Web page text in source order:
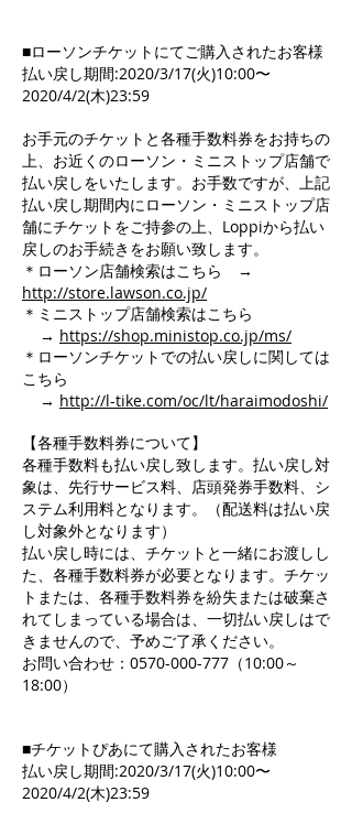
■ローソンチケットにてご購入されたお客様
払い戻し期間:2020/3/17(火)10:00〜
2020/4/2(木)23:59
お手元のチケットと各種手数料券をお持ちの
上、お近くのローソン・ミニストップ店舗で
払い戻しをいたします。お手数ですが、上記
払い戻し期間内にローソン・ミニストップ店
舗にチケットをご持参の上、Loppiから払い
戻しのお手続きをお願い致します。
＊ローソン店舗検索はこちら →
http://store.lawson.co.jp/
＊ミニストップ店舗検索はこちら
→ https://shop.ministop.co.jp/ms/
＊ローソンチケットでの払い戻しに関しては
こちら
→ http://l-tike.com/oc/lt/haraimodoshi/
【各種手数料券について】
各種手数料も払い戻し致します。払い戻し対
象は、先行サービス料、店頭発券手数料、シ
ステム利用料となります。（配送料は払い戻
し対象外となります）
払い戻し時には、チケットと一緒にお渡しし
た、各種手数料券が必要となります。チケッ
トまたは、各種手数料券を紛失または破棄さ
れてしまっている場合は、一切払い戻しはで
きませんので、予めご了承ください。
お問い合わせ：0570-000-777（10:00～
18:00）
■チケットぴあにて購入されたお客様
払い戻し期間:2020/3/17(火)10:00〜
2020/4/2(木)23:59